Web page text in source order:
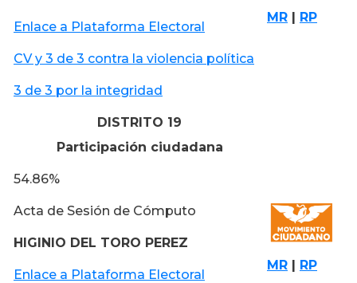
Enlace a Plataforma Electoral
CV y 3 de 3 contra la violencia política
3 de 3 por la integridad
MR | RP
DISTRITO 19
Participación ciudadana
54.86%
Acta de Sesión de Cómputo
HIGINIO DEL TORO PEREZ
Enlace a Plataforma Electoral
MR | RP